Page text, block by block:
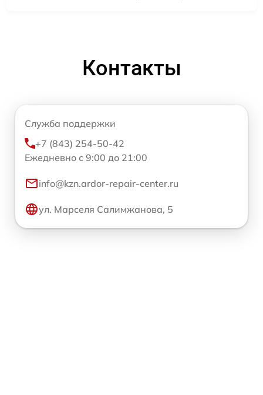
Контакты
Служба поддержки
+7 (843) 254-50-42
Ежедневно с 9:00 до 21:00
info@kzn.ardor-repair-center.ru
ул. Марселя Салимжанова, 5